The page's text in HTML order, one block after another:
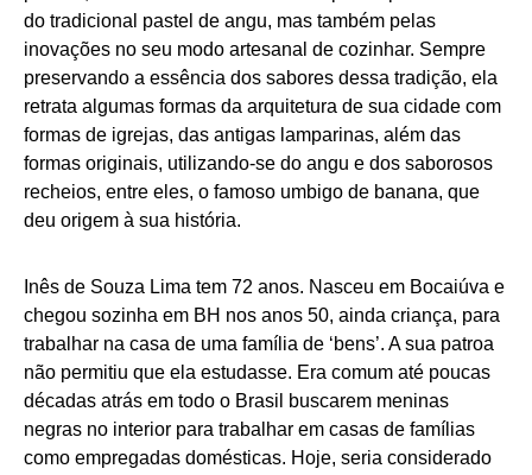
do tradicional pastel de angu, mas também pelas
inovações no seu modo artesanal de cozinhar. Sempre
preservando a essência dos sabores dessa tradição, ela
retrata algumas formas da arquitetura de sua cidade com
formas de igrejas, das antigas lamparinas, além das
formas originais, utilizando-se do angu e dos saborosos
recheios, entre eles, o famoso umbigo de banana, que
deu origem à sua história.
Inês de Souza Lima tem 72 anos. Nasceu em Bocaiúva e
chegou sozinha em BH nos anos 50, ainda criança, para
trabalhar na casa de uma família de ‘bens’. A sua patroa
não permitiu que ela estudasse. Era comum até poucas
décadas atrás em todo o Brasil buscarem meninas
negras no interior para trabalhar em casas de famílias
como empregadas domésticas. Hoje, seria considerado